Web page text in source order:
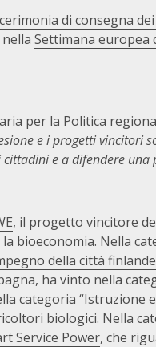
di consegna
Settimana europea
per la Politica
e i progetti vincitori
cittadini e a difendere
, il progetto vincitore
bioeconomia. Nella
della città
ha vinto nella
categoria “Istruzione
biologici. Nella
Service Power, che